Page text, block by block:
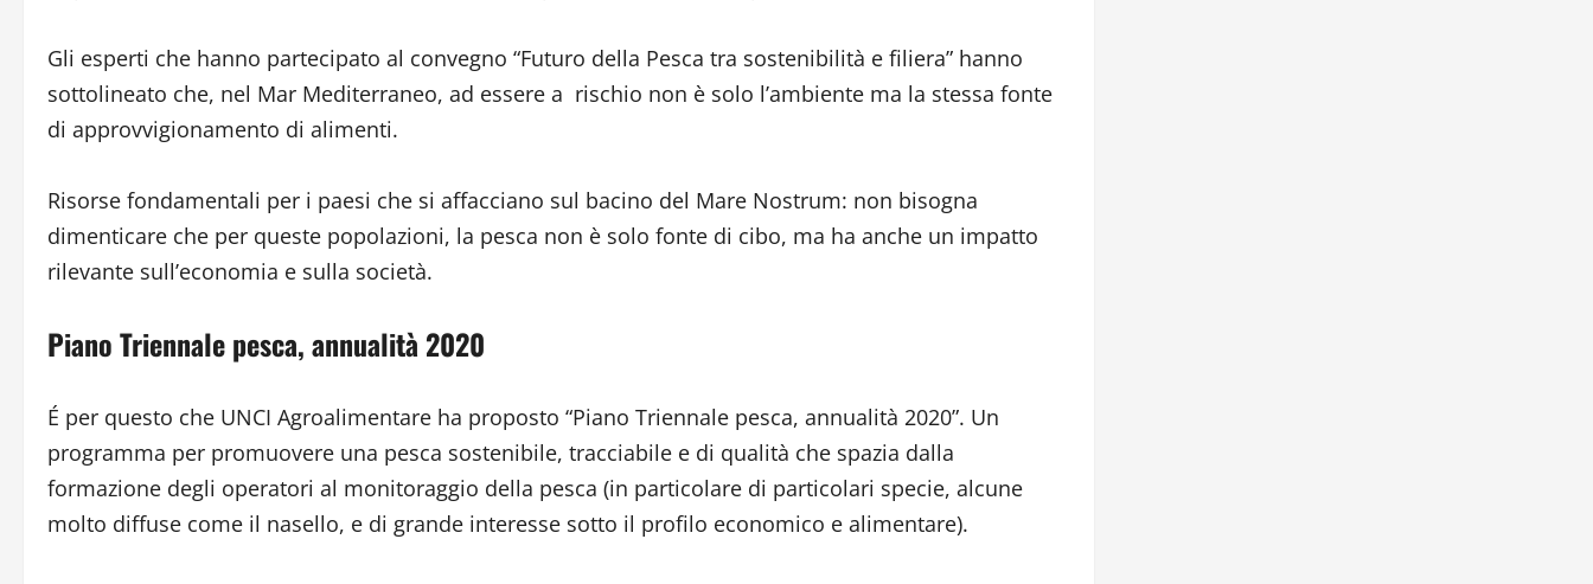
Gli esperti che hanno partecipato al convegno “Futuro della Pesca tra sostenibilità e filiera” hanno
sottolineato che, nel Mar Mediterraneo, ad essere a rischio non è solo l’ambiente ma la stessa fonte
di approvvigionamento di alimenti.
Risorse fondamentali per i paesi che si affacciano sul bacino del Mare Nostrum: non bisogna
dimenticare che per queste popolazioni, la pesca non è solo fonte di cibo, ma ha anche un impatto
rilevante sull’economia e sulla società.
Piano Triennale pesca, annualità 2020
É per questo che UNCI Agroalimentare ha proposto “Piano Triennale pesca, annualità 2020”. Un
programma per promuovere una pesca sostenibile, tracciabile e di qualità che spazia dalla
formazione degli operatori al monitoraggio della pesca (in particolare di particolari specie, alcune
molto diffuse come il nasello, e di grande interesse sotto il profilo economico e alimentare).